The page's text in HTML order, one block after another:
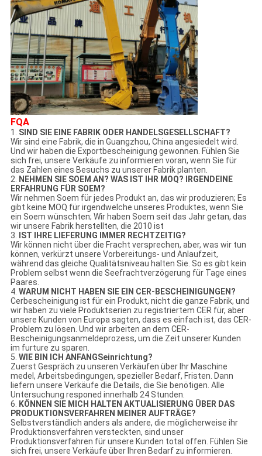
FQA
1. SIND SIE EINE FABRIK ODER HANDELSGESELLSCHAFT?
Wir sind eine Fabrik, die in Guangzhou, China angesiedelt wird.
Und wir haben die Exportbescheinigung gewonnen. Fühlen Sie
sich frei, unsere Verkäufe zu informieren voran, wenn Sie für
das Zahlen eines Besuchs zu unserer Fabrik planten.
2.
NEHMEN SIE SOEM AN? WAS IST IHR MOQ? IRGENDEINE
ERFAHRUNG FÜR SOEM?
Wir nehmen Soem für jedes Produkt an, das wir produzieren; Es
gibt keine MOQ für irgendwelche unseres Produktes, wenn Sie
ein Soem wünschten; Wir haben Soem seit das Jahr getan, das
wir unsere Fabrik herstellten, die 2010 ist
3.
IST IHRE LIEFERUNG IMMER RECHTZEITIG?
Wir können nicht über die Fracht versprechen, aber, was wir tun
können, verkürzt unsere Vorbereitungs- und Anlaufzeit,
während das gleiche Qualitätsniveau halten Sie. So es gibt kein
Problem selbst wenn die Seefrachtverzögerung für Tage eines
Paares.
4. WARUM NICHT HABEN SIE EIN CER-BESCHEINIGUNGEN?
Cerbescheinigung ist für ein Produkt, nicht die ganze Fabrik, und
wir haben zu viele Produktserien zu registriertem CER für, aber
unsere Kunden von Europa sagten, dass es einfach ist, das CER-
Problem zu lösen. Und wir arbeiten an dem CER-
Bescheinigungsanmeldeprozess, um die Zeit unserer Kunden
im furture zu sparen.
5. WIE BIN ICH ANFANGSeinrichtung?
Zuerst Gespräch zu unseren Verkäufen über Ihr Maschine
medel, Arbeitsbedingungen, spezieller Bedarf, Fristen. Dann
liefern unsere Verkäufe die Details, die Sie benötigen. Alle
Untersuchung responed innerhalb 24 Stunden.
6.
KÖNNEN SIE MICH HALTEN AKTUALISIERUNG ÜBER DAS
PRODUKTIONSVERFAHREN MEINER AUFTRÄGE?
Selbstverständlich anders als andere, die möglicherweise ihr
Produktionsverfahren versteckten, sind unser
Produktionsverfahren für unsere Kunden total offen. Fühlen Sie
sich frei, unsere Verkäufe über Ihren Bedarf zu informieren.